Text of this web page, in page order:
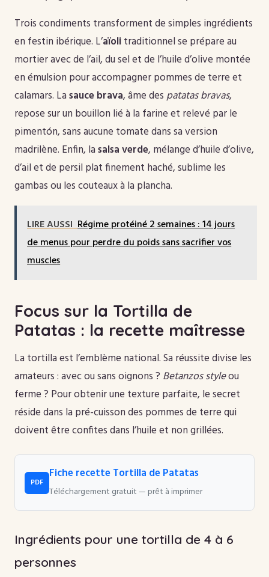
Trois condiments transforment de simples ingrédients
en festin ibérique. L’aïolitraditionnel se prépare au
mortier avec de l’ail, du sel et de l’huile d’olive montée
en émulsion pour accompagner pommes de terre et
calamars. Lasauce brava, âme despatatas bravas,
repose sur un bouillon lié à la farine et relevé par le
pimentón, sans aucune tomate dans sa version
madrilène. Enfin, lasalsa verde, mélange d’huile d’olive,
d’ail et de persil plat finement haché, sublime les
gambas ou les couteaux à la plancha.
LIRE AUSSI Régime protéiné 2 semaines : 14 jours
de menus pour perdre du poids sans sacrifier vos
muscles
Focus sur la Tortilla de
Patatas : la recette maîtresse
La tortilla est l’emblème national. Sa réussite divise les
amateurs : avec ou sans oignons ? Betanzos styleou
ferme ? Pour obtenir une texture parfaite, le secret
réside dans la pré-cuisson des pommes de terre qui
doivent être confites dans l’huile et non grillées.
PDF
Fiche recette Tortilla de Patatas
Téléchargement gratuit — prêt à imprimer
Ingrédients pour une tortilla de 4 à 6
personnes